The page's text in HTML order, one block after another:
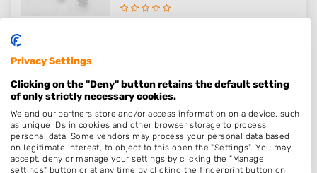
Julianalaan 86
5161BC
Op 16,78 km afstand
Privacy Settings
Clicking on the "Deny" button retains the default setting
of only strictly necessary cookies.
We and our partners store and/or access information on a device, such
as unique IDs in cookies and other browser storage to process
personal data. Some vendors may process your personal data based
on legitimate interest, to object to this open the "Settings". You may
accept, deny or manage your settings by clicking the "Manage
settings" button or at any time by clicking the fingerprint button on